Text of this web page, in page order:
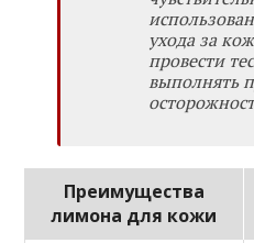
ухода за
провести
выполнять
Преимущества
лимона для кожи